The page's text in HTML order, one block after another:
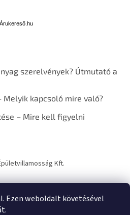
Ezen weboldalt követésével
Árukereső.hu
szerelvények? Útmutató a
kapcsoló mire való?
– Mire kell figyelni
Kft.